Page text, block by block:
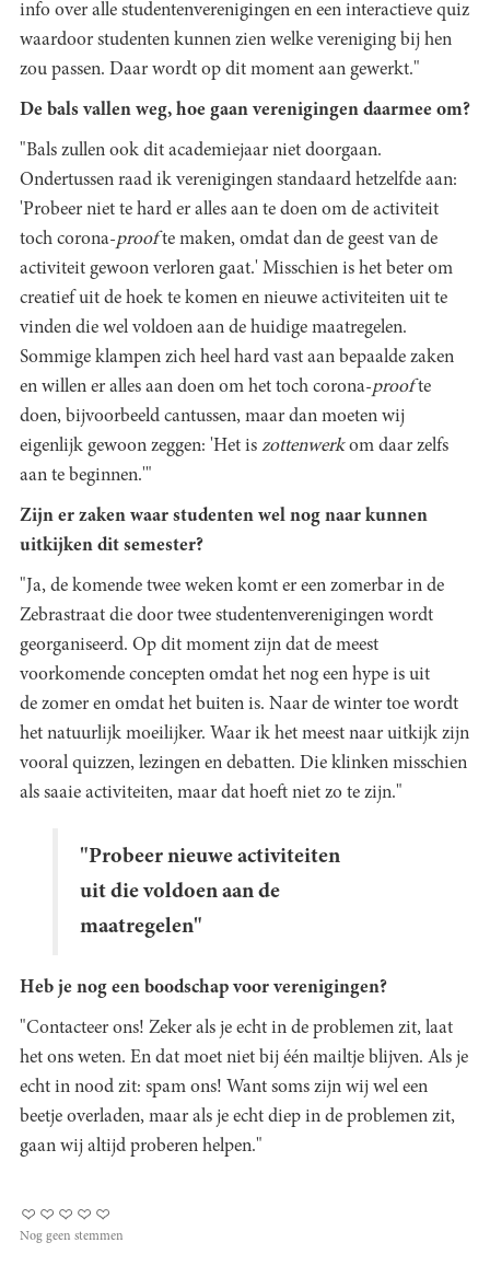
info over alle studentenverenigingen en een interactieve quiz
waardoor studenten kunnen zien welke vereniging bij hen
zou passen. Daar wordt op dit moment aan gewerkt."
De bals vallen weg, hoe gaan verenigingen daarmee om?
"Bals zullen ook dit academiejaar niet doorgaan.
Ondertussen raad ik verenigingen standaard hetzelfde aan:
'Probeer niet te hard er alles aan te doen om de activiteit
toch corona-proofte maken, omdat dan de geest van de
activiteit gewoon verloren gaat.' Misschien is het beter om
creatief uit de hoek te komen en nieuwe activiteiten uit te
vinden die wel voldoen aan de huidige maatregelen.
Sommige klampen zich heel hard vast aan bepaalde zaken
en willen er alles aan doen om het toch corona-proofte
doen, bijvoorbeeld cantussen, maar dan moeten wij
eigenlijk gewoon zeggen: 'Het is zottenwerkom daar zelfs
aan te beginnen.'"
Zijn er zaken waar studenten wel nog naar kunnen
uitkijken dit semester?
"Ja, de komende twee weken komt er een zomerbar in de
Zebrastraat die door twee studentenverenigingen wordt
georganiseerd. Op dit moment zijn dat de meest
voorkomende concepten omdat het nog een hype is uit
de zomer en omdat het buiten is. Naar de winter toe wordt
het natuurlijk moeilijker. Waar ik het meest naar uitkijk zijn
vooral quizzen, lezingen en debatten. Die klinken misschien
als saaie activiteiten, maar dat hoeft niet zo te zijn."
"Probeer nieuwe activiteiten
uit die voldoen aan de
maatregelen"
Heb je nog een boodschap voor verenigingen?
"Contacteer ons! Zeker als je echt in de problemen zit, laat
het ons weten. En dat moet niet bij één mailtje blijven. Als je
echt in nood zit: spam ons! Want soms zijn wij wel een
beetje overladen, maar als je echt diep in de problemen zit,
gaan wij altijd proberen helpen."
Nog geen stemmen